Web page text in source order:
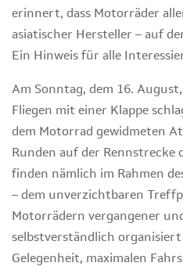
erinnert, dass Motorräder
asiatischer Hersteller – auf
Ein Hinweis für alle
Am Sonntag, dem 16.
Fliegen mit einer Klappe
dem Motorrad gewidmeten
Runden auf der Rennstrecke
finden nämlich im Rahmen
– dem unverzichtbaren
Motorrädern vergangener
selbstverständlich organisiert
Gelegenheit, maximalen